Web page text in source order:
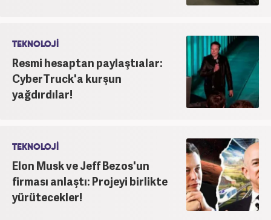
TEKNOLOJİ
Resmi hesaptan paylaştıalar:
CyberTruck'a kurşun
yağdırdılar!
TEKNOLOJİ
Elon Musk ve Jeff Bezos'un
firması anlaştı: Projeyi birlikte
yürütecekler!